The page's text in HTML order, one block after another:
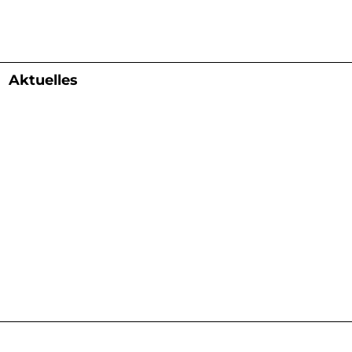
Aktuelles